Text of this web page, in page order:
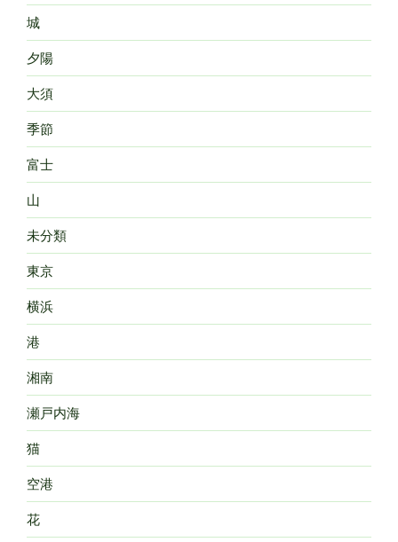
城
夕陽
大須
季節
富士
山
未分類
東京
横浜
港
湘南
瀬戸内海
猫
空港
花